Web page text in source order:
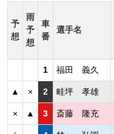
予
想
雨
予
想
車
番
選手名
1 福田 義久
▲ × 2 畦坪 孝雄
× ▲ 3 斎藤 隆充